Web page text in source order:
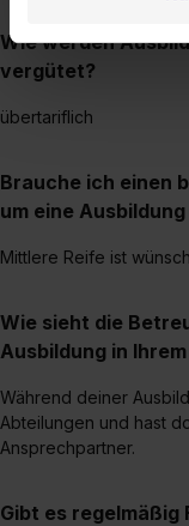
In diesem Fall
„Social Media und
erforderliche
Dienste, ggfs. mit
Eine Erlaubnis
bestimmte
Auswahl über die
erlauben“. Die
der Kategorien
Media und
zur Übermittlung
angemessenes
Wie werden
vergütet?
übertariflich
Brauche ich einen
um eine
Mittlere Reife ist
Wie sieht die
Ausbildung in
Während deiner
Abteilungen und hast
Ansprechpartner.
Gibt es regelmäßig